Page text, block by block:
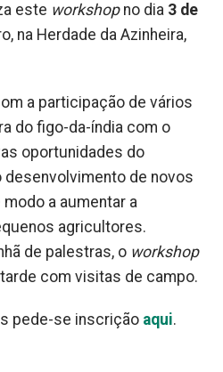
este workshop no dia 3 de
na Herdade da Azinheira,
a participação de vários
do figo-da-índia com o
oportunidades do
de novos
a aumentar a
agricultores.
de palestras, o workshop
com visitas de campo.
pede-se inscrição aqui.